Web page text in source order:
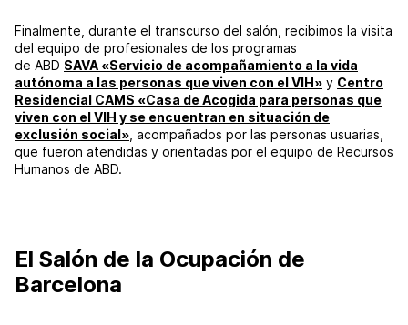
Finalmente, durante el transcurso del salón, recibimos la visita
del equipo de profesionales de los programas
de ABD SAVA «Servicio de acompañamiento a la vida
autónoma a las personas que viven con el VIH» y Centro
Residencial CAMS «Casa de Acogida para personas que
viven con el VIH y se encuentran en situación de
exclusión social» , acompañados por las personas usuarias,
que fueron atendidas y orientadas por el equipo de Recursos
Humanos de ABD.
El Salón de la Ocupación de
Barcelona